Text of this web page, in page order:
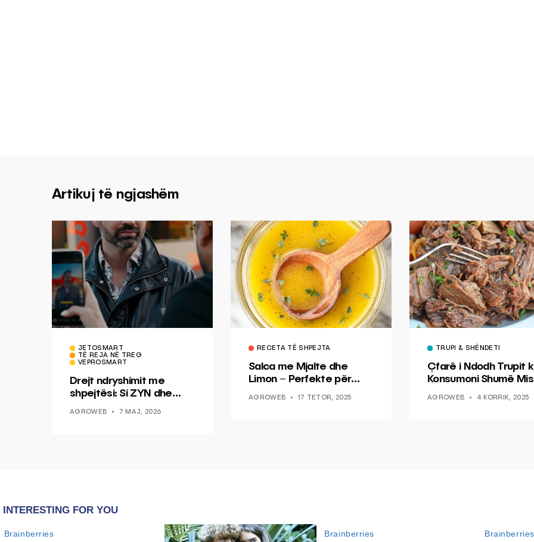
Artikuj të ngjashëm
JETOSMART
TË REJA NË TREG
VEPROSMART
Drejt ndryshimit me
shpejtësi: Si ZYN dhe
epokë të re pa tym
AGROWEB 7 MAJ, 2026
RECETA TË SHPEJTA
Salca me Mjalte dhe
Limon – Perfekte për
AGROWEB 17 TETOR, 2025
TRUPI & SHËNDETI
Çfarë i Ndodh Trupit
Konsumoni Shumë
AGROWEB 4 KORRIK, 2025